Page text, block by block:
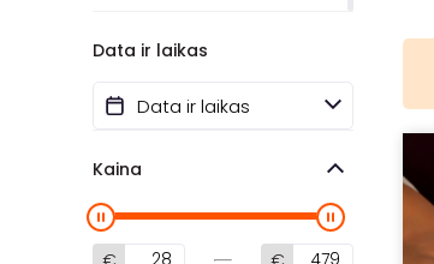
Panevėžys
Druskininkai
1
Birštonas
1
Prienai
1
Data ir laikas
Kaina